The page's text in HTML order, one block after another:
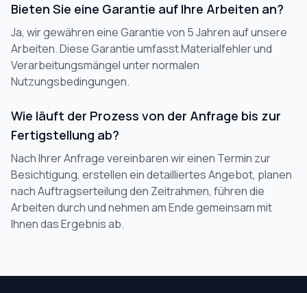
Bieten Sie eine Garantie auf Ihre Arbeiten an?
Ja, wir gewähren eine Garantie von 5 Jahren auf unsere
Arbeiten. Diese Garantie umfasst Materialfehler und
Verarbeitungsmängel unter normalen
Nutzungsbedingungen.
Wie läuft der Prozess von der Anfrage bis zur
Fertigstellung ab?
Nach Ihrer Anfrage vereinbaren wir einen Termin zur
Besichtigung, erstellen ein detailliertes Angebot, planen
nach Auftragserteilung den Zeitrahmen, führen die
Arbeiten durch und nehmen am Ende gemeinsam mit
Ihnen das Ergebnis ab.